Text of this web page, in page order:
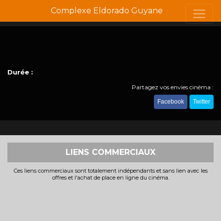
Complexe Eldorado Guyane
Durée :
Partagez vos envies cinéma :
Facebook Twitter
LIENS COMMERCIAUX
Ces liens commerciaux sont totalement indépendants et sans lien avec les
offres et l'achat de place en ligne du cinéma.